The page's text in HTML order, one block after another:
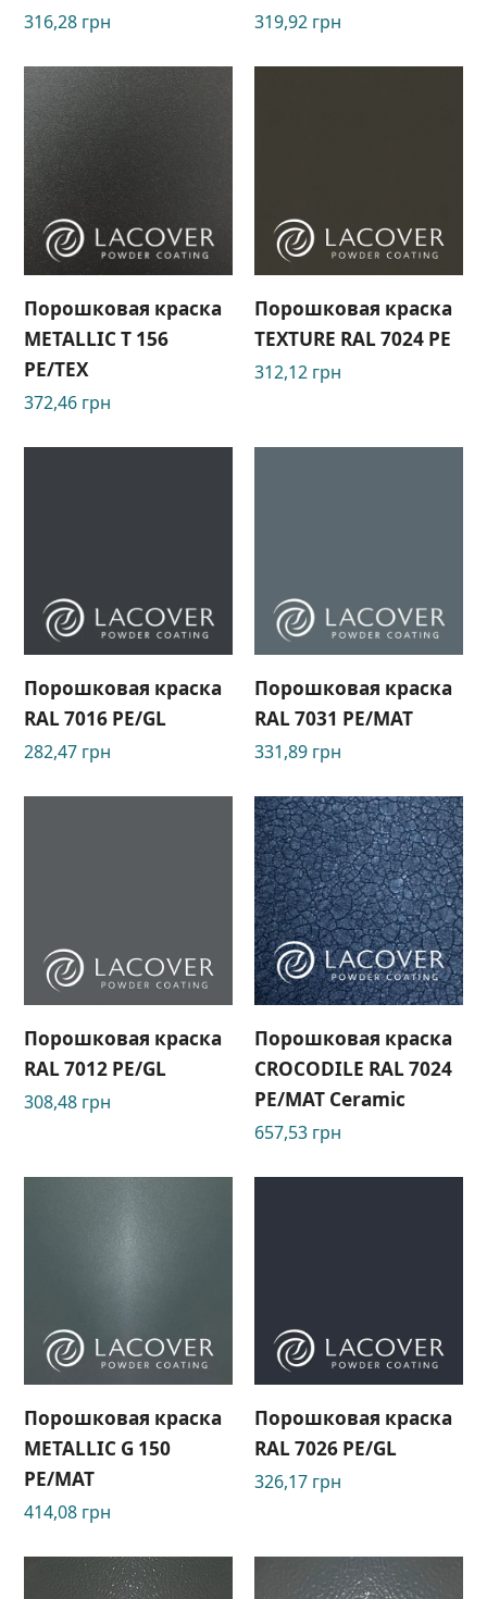
316,28 грн 319,92 грн
Порошковая краска
METALLIC T 156
PE/TEX
372,46 грн
Порошковая краска
TEXTURE RAL 7024 РЕ
312,12 грн
Порошковая краска
RAL 7016 PE/GL
282,47 грн
Порошковая краска
RAL 7031 PE/MAT
331,89 грн
Порошковая краска
RAL 7012 PE/GL
308,48 грн
Порошковая краска
CROCODILE RAL 7024
PЕ/МАТ Ceramic
657,53 грн
Порошковая краска
METALLIC G 150
PE/MAT
414,08 грн
Порошковая краска
RAL 7026 РЕ/GL
326,17 грн